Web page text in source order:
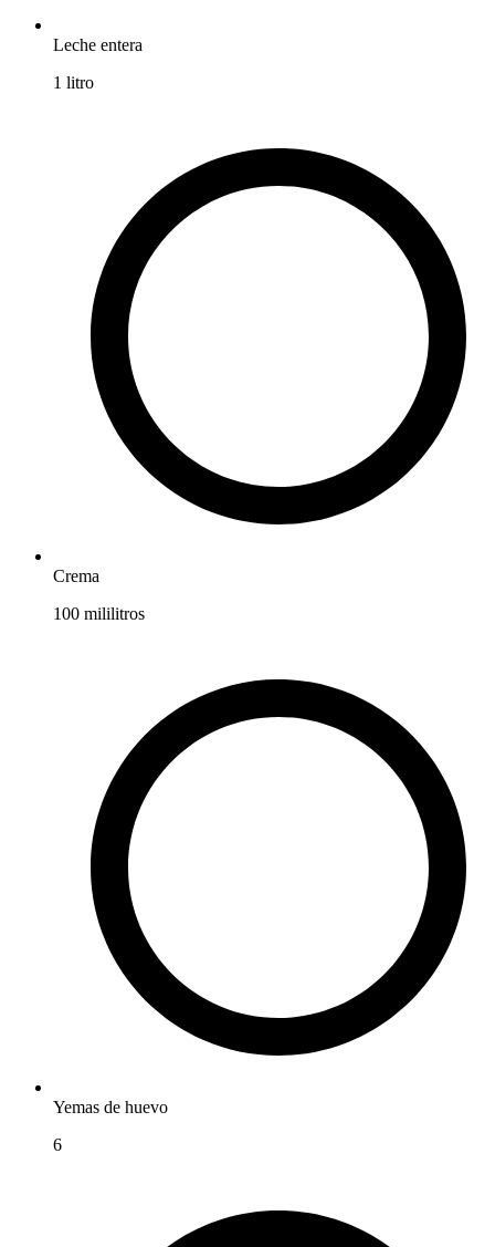
Leche entera
1 litro
Crema
100 mililitros
Yemas de huevo
6